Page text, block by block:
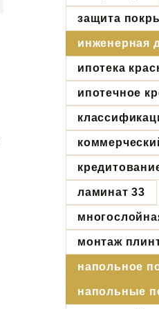
защита
инженерная
ипотека
ипотечное
ламинат 33
монтаж
напольное
напольные